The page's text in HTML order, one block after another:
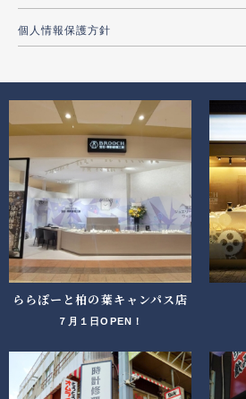
個人情報保護方針
ららぽーと柏の葉キャンパス店
７月１日OPEN！